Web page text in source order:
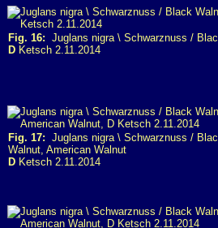
Fig. 16: Juglans nigra \ Schwarznuss /
D Ketsch 2.11.2014
Fig. 17: Juglans nigra \ Schwarznuss /
Walnut, American Walnut
D Ketsch 2.11.2014